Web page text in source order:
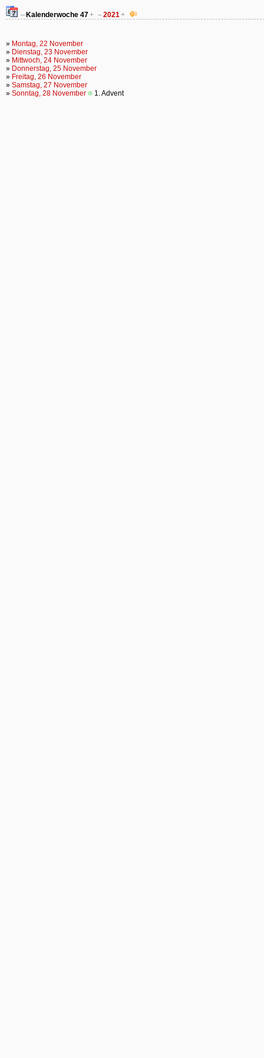
– Kalenderwoche 47+ –2021+
» Montag, 22 November
» Dienstag, 23 November
» Mittwoch, 24 November
» Donnerstag, 25 November
» Freitag, 26 November
» Samstag, 27 November
» Sonntag, 28 November 1. Advent